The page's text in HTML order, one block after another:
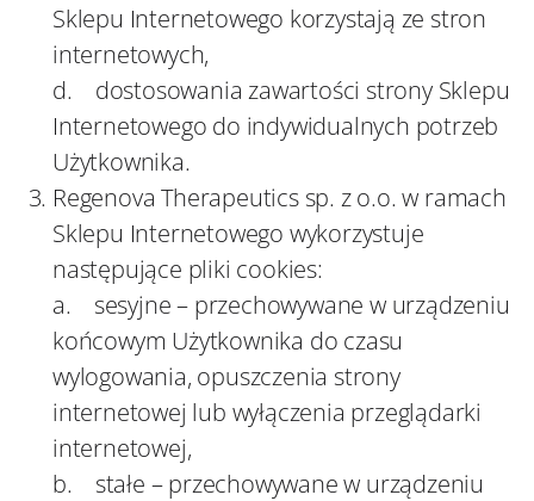
Sklepu Internetowego korzystają ze stron
internetowych,
d. dostosowania zawartości strony Sklepu
Internetowego do indywidualnych potrzeb
Użytkownika.
Regenova Therapeutics sp. z o.o. w ramach
Sklepu Internetowego wykorzystuje
następujące pliki cookies:
a. sesyjne – przechowywane w urządzeniu
końcowym Użytkownika do czasu
wylogowania, opuszczenia strony
internetowej lub wyłączenia przeglądarki
internetowej,
b. stałe – przechowywane w urządzeniu